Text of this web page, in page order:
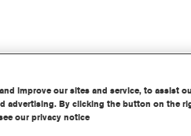
improve our sites and service, to assist
advertising. By clicking the button on the
our privacy notice